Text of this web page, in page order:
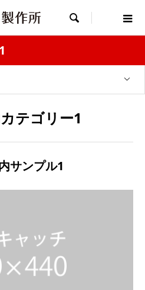

テゴリー1
サンプル1